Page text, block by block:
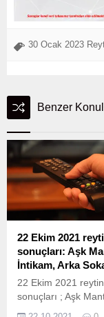
30 Ocak 2023
Benzer
22 Ekim 2021
sonuçları: Aşk
İntikam, Arka
22 Ekim 2021
sonuçları ; Aşk